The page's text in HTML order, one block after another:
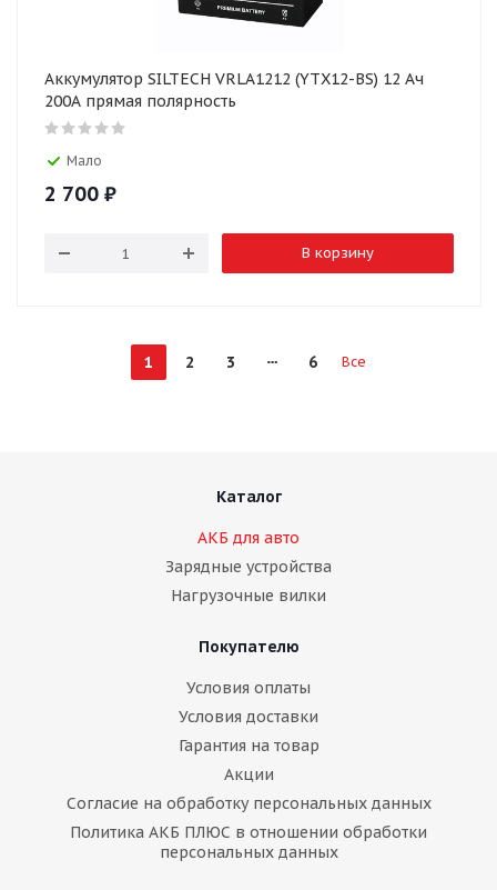
Аккумулятор SILTECH VRLA1212 (YTX12-BS) 12 Ач
200А прямая полярность
Мало
2 700 ₽
В корзину
1 2 3 6 Все
Каталог
АКБ для авто
Зарядные устройства
Нагрузочные вилки
Покупателю
Условия оплаты
Условия доставки
Гарантия на товар
Акции
Согласие на обработку персональных данных
Политика АКБ ПЛЮС в отношении обработки
персональных данных